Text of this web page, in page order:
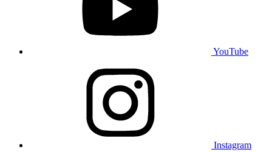
YouTube
Instagram